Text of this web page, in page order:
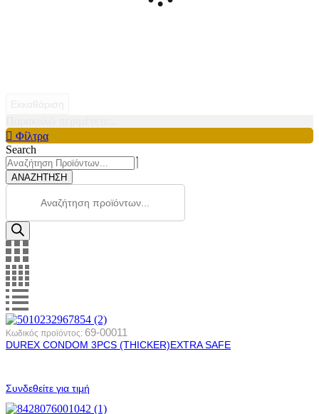
Φίλτρα
Search
ΑΝΑΖΗΤΗΣΗ
Products
Κωδικός προϊόντος: 69-00011
DUREX CONDOM 3PCS (THICKER)EXTRA SAFE
Συνδεθείτε για τιμή